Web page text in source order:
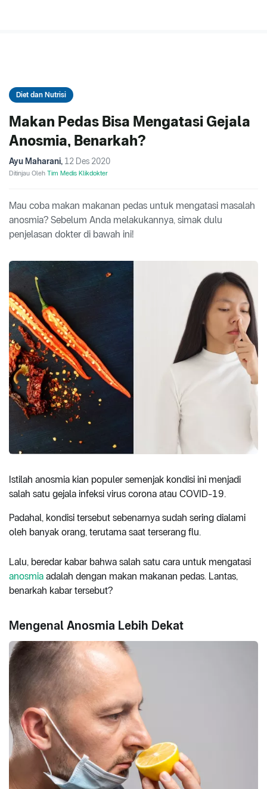
Diet dan Nutrisi
Makan Pedas Bisa Mengatasi Gejala
Anosmia, Benarkah?
Ayu Maharani, 12 Des 2020
Ditinjau Oleh Tim Medis Klikdokter
Mau coba makan makanan pedas untuk mengatasi masalah
anosmia? Sebelum Anda melakukannya, simak dulu
penjelasan dokter di bawah ini!
Istilah anosmia kian populer semenjak kondisi ini menjadi
salah satu gejala infeksi virus corona atau COVID-19.
Padahal, kondisi tersebut sebenarnya sudah sering dialami
oleh banyak orang, terutama saat terserang flu.
Lalu, beredar kabar bahwa salah satu cara untuk mengatasi
anosmia adalah dengan makan makanan pedas. Lantas,
benarkah kabar tersebut?
Mengenal Anosmia Lebih Dekat